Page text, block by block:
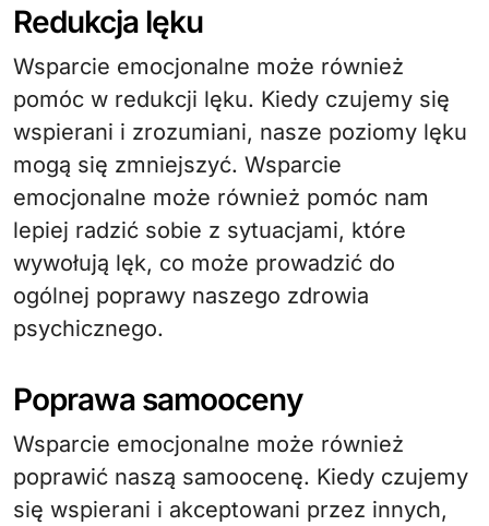
Redukcja lęku
Wsparcie emocjonalne może również
pomóc w redukcji lęku. Kiedy czujemy się
wspierani i zrozumiani, nasze poziomy lęku
mogą się zmniejszyć. Wsparcie
emocjonalne może również pomóc nam
lepiej radzić sobie z sytuacjami, które
wywołują lęk, co może prowadzić do
ogólnej poprawy naszego zdrowia
psychicznego.
Poprawa samooceny
Wsparcie emocjonalne może również
poprawić naszą samoocenę. Kiedy czujemy
się wspierani i akceptowani przez innych,